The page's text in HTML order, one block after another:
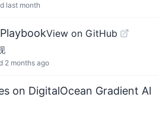
last month
View on GitHub
2 months ago
on DigitalOcean Gradient AI